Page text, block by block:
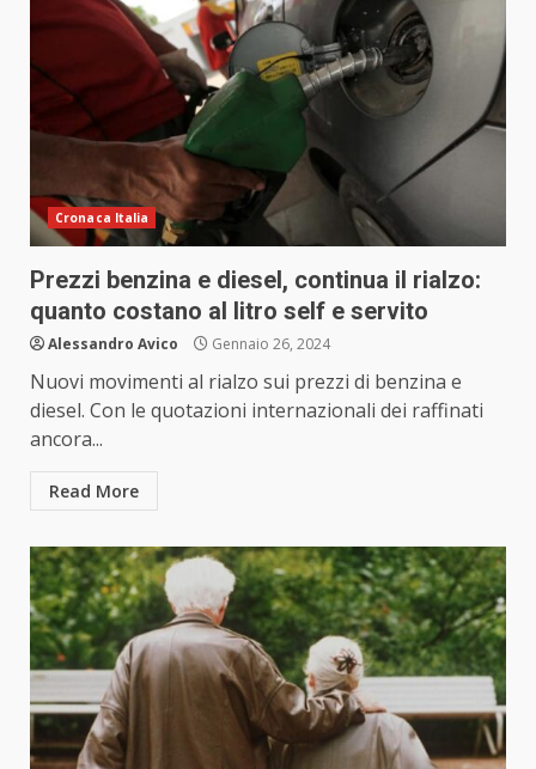
Cronaca Italia
Prezzi benzina e diesel, continua il rialzo:
quanto costano al litro self e servito
Alessandro Avico Gennaio 26, 2024
Nuovi movimenti al rialzo sui prezzi di benzina e
diesel. Con le quotazioni internazionali dei raffinati
ancora...
Read More